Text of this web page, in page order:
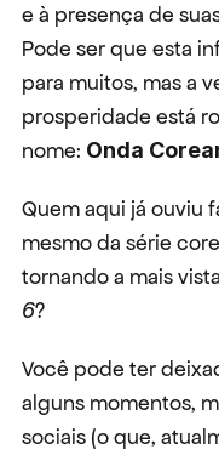
e à presença de
Pode ser que esta
para muitos, mas a
prosperidade está
nome: Onda
Quem aqui já ouviu
mesmo da série
tornando a mais
6?
Você pode ter
alguns momentos,
sociais (o que,